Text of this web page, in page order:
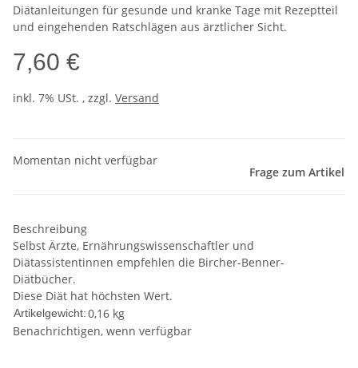
Diätanleitungen für gesunde und kranke Tage mit Rezeptteil
und eingehenden Ratschlägen aus ärztlicher Sicht.
7,60 €
inkl. 7% USt. , zzgl. Versand
Momentan nicht verfügbar
Frage zum Artikel
Beschreibung
Selbst Ärzte, Ernährungswissenschaftler und
Diätassistentinnen empfehlen die Bircher-Benner-
Diätbücher.
Diese Diät hat höchsten Wert.
Artikelgewicht:0,16 kg
Benachrichtigen, wenn verfügbar